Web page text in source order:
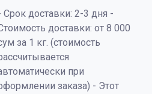
Срок доставки: 2-3 дня -
доставки: от 8 000
за 1 кг. (стоимость
при
заказа) - Этот